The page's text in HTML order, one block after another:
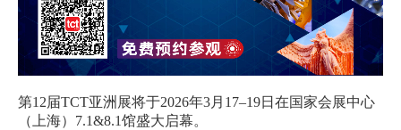
第12届TCT亚洲展将于2026年3月17–19日在国家会展中心
（上海）7.1&8.1馆盛大启幕。